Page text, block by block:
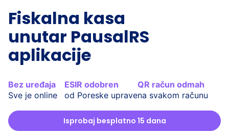
Fiskalna kasa
unutar PausalRS
aplikacije
Bez uređaja
Sve je online
ESIR odobren
od Poreske uprave
QR račun odmah
na svakom računu
Isprobaj besplatno 15 dana